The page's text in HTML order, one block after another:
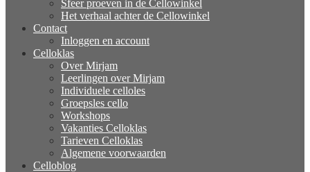
Sfeer proeven in de Cellowinkel
Het verhaal achter de Cellowinkel
Contact
Inloggen en account
Celloklas
Over Mirjam
Leerlingen over Mirjam
Individuele celloles
Groepsles cello
Workshops
Vakanties Celloklas
Tarieven Celloklas
Algemene voorwaarden
Celloblog